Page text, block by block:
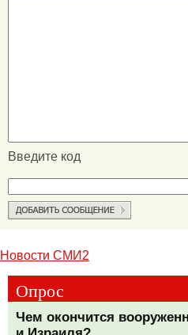
Введите код
Новости СМИ2
Опрос
Чем окончится